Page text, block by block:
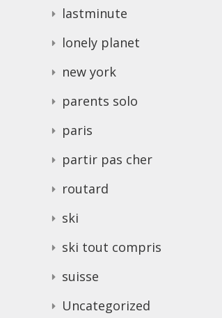
lastminute
lonely planet
new york
parents solo
paris
partir pas cher
routard
ski
ski tout compris
suisse
Uncategorized